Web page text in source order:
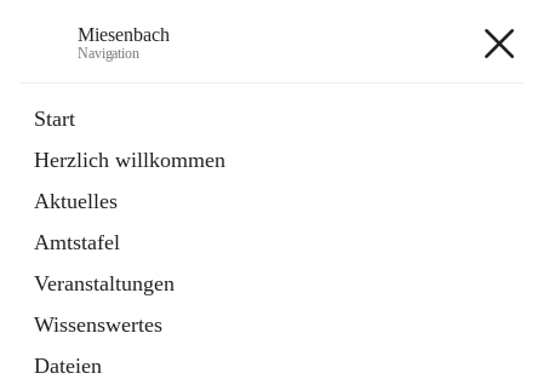
Miesenbach
Navigation
Start
Herzlich willkommen
Aktuelles
Amtstafel
Veranstaltungen
Wissenswertes
Dateien
Externe Webseite
in
Tab
Region Schneebergland
Externe Webseite
öffnet
in
neuem
Tab